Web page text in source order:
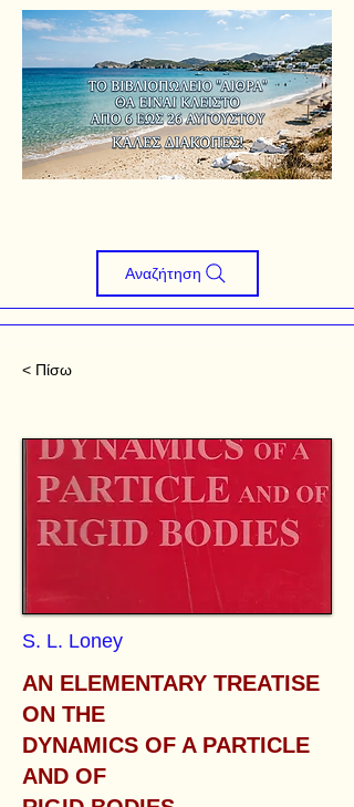
Αναζήτηση
< Πίσω
S. L. Loney
AN ELEMENTARY TREATISE
ON THE
DYNAMICS OF A PARTICLE
AND OF